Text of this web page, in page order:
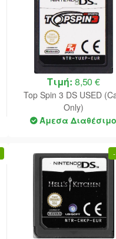
Τιμή: 8,50 €
Top Spin 3 DS USED
Only)
Άμεσα Διαθέσιμο
-